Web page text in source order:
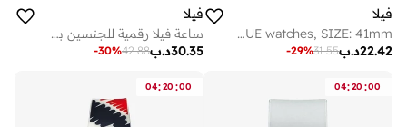
فيلا
FILA ADULT 38-316-001 ANALOGUE watches, SIZE: 41mm
د.ب22.42
31.55
-29%
فيلا
ساعة فيلا رقمية للجنسين بحزام بلاستيك أسود
د.ب30.35
42.88
-30%
04:20 :00
04:20 :00